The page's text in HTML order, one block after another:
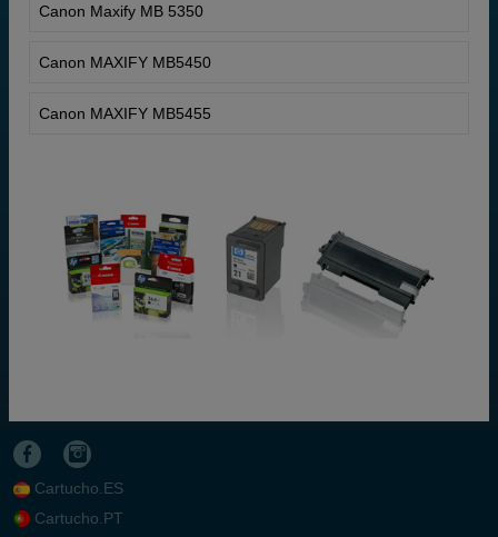
Canon Maxify MB 5350
Canon MAXIFY MB5450
Canon MAXIFY MB5455
Cartucho.ES
Cartucho.PT